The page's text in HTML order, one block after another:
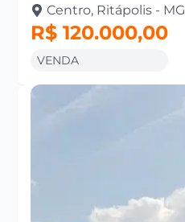
Centro, Ritápolis - MG
R$ 120.000,00
VENDA